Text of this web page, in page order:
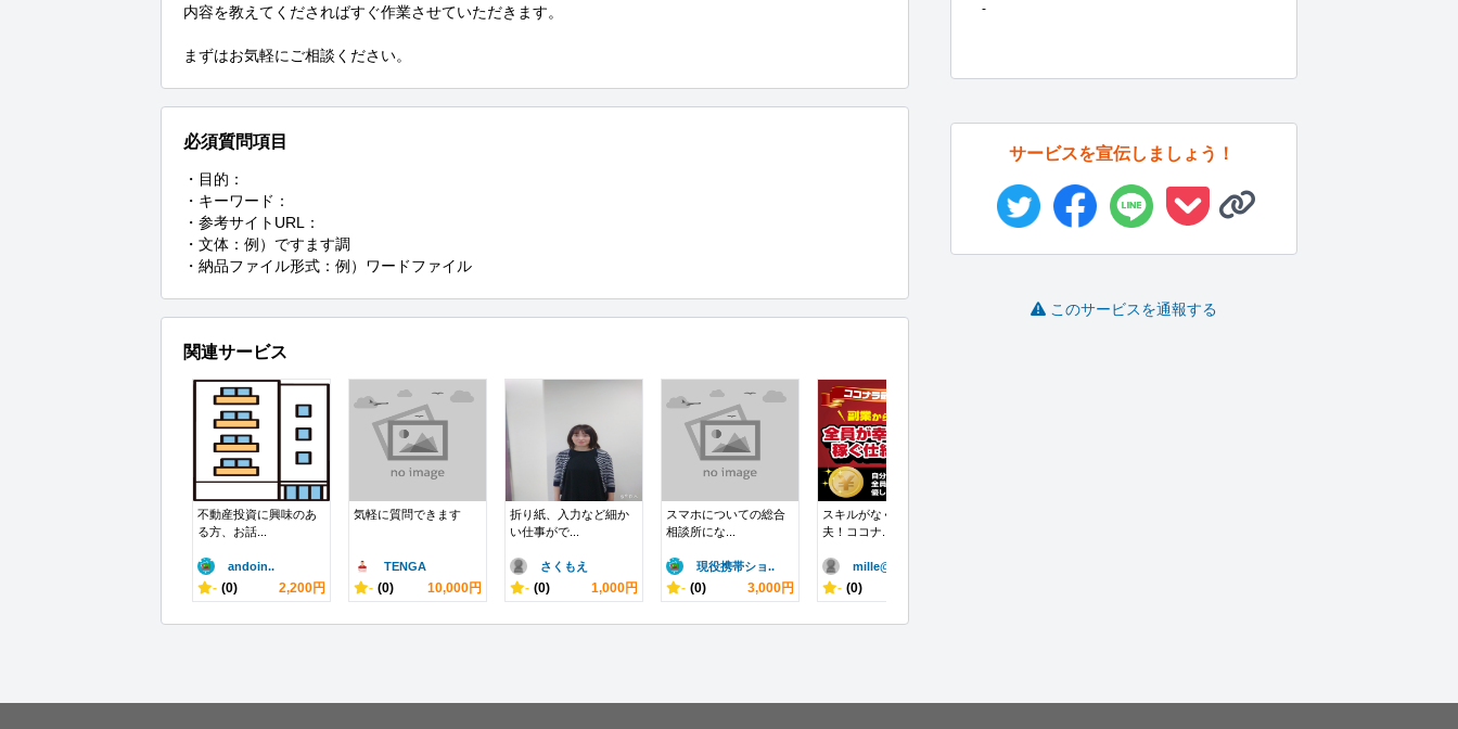
内容を教えてくださればすぐ作業させていただきます。
まずはお気軽にご相談ください。
必須質問項目
・目的：
・キーワード：
・参考サイトURL：
・文体：例）ですます調
・納品ファイル形式：例）ワードファイル
関連サービス
不動産投資に興味のあ
る方、お話...
andoin..
- (0) 2,200円
気軽に質問できます
TENGA
- (0) 10,000円
折り紙、入力など細か
い仕事がで...
さくもえ
- (0) 1,000円
スマホについての総合
相談所にな...
現役携帯ショ..
- (0) 3,000円
スキルがなくても大丈
夫！ココナ...
mille@..
- (0)
-
サービスを宣伝しましょう！
このサービスを通報する